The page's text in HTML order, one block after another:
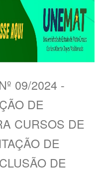
09/2024 -
DE
CURSOS DE
DE
DE